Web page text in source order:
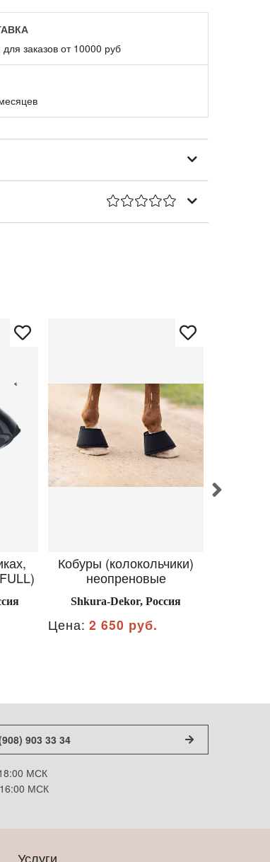
заказов от 10000 руб
Кобуры (колокольчики)
неопреновые
Shkura-Dekor, Россия
Цена: 2 650 руб.
903 33 34
МСК
МСК
Услуги